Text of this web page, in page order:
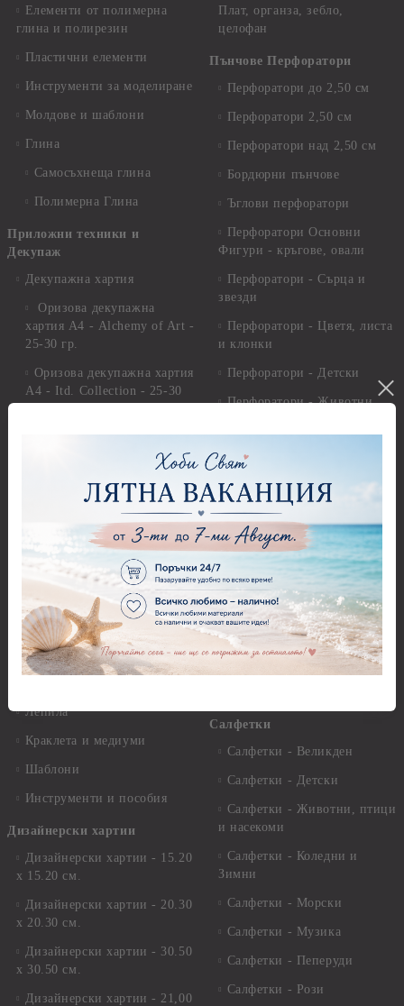
Елементи от полимерна
глина и полирезин
Пластични елементи
Инструменти за моделиране
Молдове и шаблони
Глина
Самосъхнеща глина
Полимерна Глина
Приложни техники и
Декупаж
Декупажна хартия
Оризова декупажна
хартия А4 - Alchemy of Art -
25-30 гр.
Оризова декупажна хартия
А4 - Itd. Collection - 25-30
Фина оризова декупажна
хартия Stamperia - 21 х
Декупажна хартия - Други
Антични пасти
Грунд, Основи, Релефни
пасти
Варак, Шлак метал, Фолио,
Пантна
Лепила
Краклета и медиуми
Шаблони
Инструменти и пособия
Дизайнерски хартии
Дизайнерски хартии - 15.20
х 15.20 см.
Дизайнерски хартии - 20.30
х 20.30 см.
Дизайнерски хартии - 30.50
х 30.50 см.
Дизайнерски хартии - 21,00
Плат, органза, зебло,
целофан
Пънчове Перфоратори
Перфоратори до 2,50 см
Перфоратори 2,50 см
Перфоратори над 2,50 см
Бордюрни пънчове
Ъглови перфоратори
Перфоратори Основни
Фигури - кръгове, овали
Перфоратори - Сърца и
звезди
Перфоратори - Цветя, листа
и клонки
Перфоратори - Детски
Перфоратори - Животни
Рисуване
Грунд и почистващи
разтвори
Платна за рисуване
Стативи и поставки
Четки и инструменти
Моливи, акварелни
комплекти
Салфетки
Салфетки - Великден
Салфетки - Детски
Салфетки - Животни, птици
и насекоми
Салфетки - Коледни и
Зимни
Салфетки - Морски
Салфетки - Музика
Салфетки - Пеперуди
Салфетки - Рози